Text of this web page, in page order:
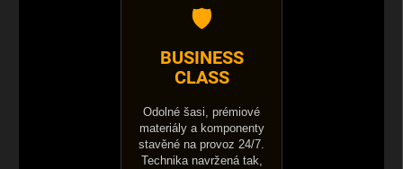
🛡️
BUSINESS
CLASS
Odolné šasi, prémiové
materiály a komponenty
stavěné na provoz 24/7.
Technika navržená tak,